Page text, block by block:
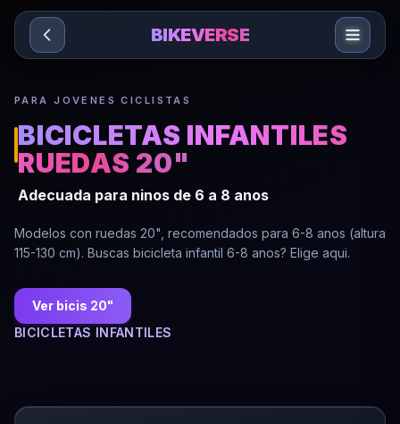
Sari la conținut
BIKEVERSE
PARA JOVENES CICLISTAS
BICICLETAS INFANTILES
RUEDAS 20"
Adecuada para ninos de 6 a 8 anos
Modelos con ruedas 20", recomendados para 6-8 anos (altura
115-130 cm). Buscas bicicleta infantil 6-8 anos? Elige aqui.
Ver bicis 20"
BICICLETAS INFANTILES